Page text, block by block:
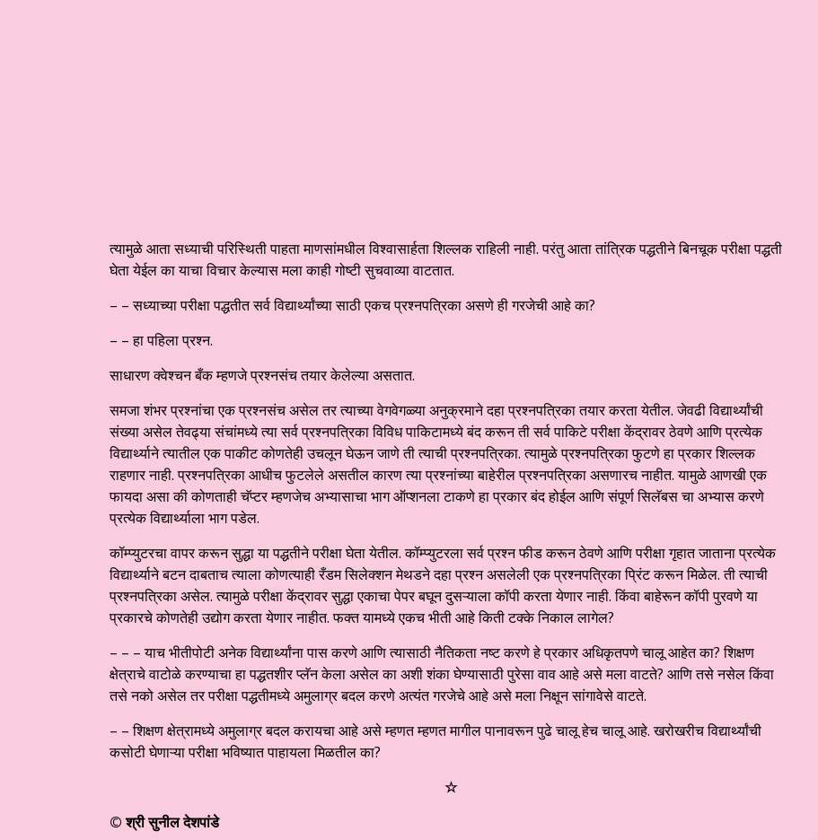
त्यामुळे आता सध्याची परिस्थिती पाहता माणसांमधील विश्वासार्हता शिल्लक राहिली नाही. परंतु आता तांत्रिक पद्धतीने बिनचूक परीक्षा पद्धती
घेता येईल का याचा विचार केल्यास मला काही गोष्टी सुचवाव्या वाटतात.
– – सध्याच्या परीक्षा पद्धतीत सर्व विद्यार्थ्यांच्या साठी एकच प्रश्नपत्रिका असणे ही गरजेची आहे का?
– – हा पहिला प्रश्न.
साधारण क्वेश्चन बँक म्हणजे प्रश्नसंच तयार केलेल्या असतात.
समजा शंभर प्रश्नांचा एक प्रश्नसंच असेल तर त्याच्या वेगवेगळ्या अनुक्रमाने दहा प्रश्नपत्रिका तयार करता येतील. जेवढी विद्यार्थ्यांची
संख्या असेल तेवढ्या संचांमध्ये त्या सर्व प्रश्नपत्रिका विविध पाकिटामध्ये बंद करून ती सर्व पाकिटे परीक्षा केंद्रावर ठेवणे आणि प्रत्येक
विद्यार्थ्याने त्यातील एक पाकीट कोणतेही उचलून घेऊन जाणे ती त्याची प्रश्नपत्रिका. त्यामुळे प्रश्नपत्रिका फुटणे हा प्रकार शिल्लक
राहणार नाही. प्रश्नपत्रिका आधीच फुटलेले असतील कारण त्या प्रश्नांच्या बाहेरील प्रश्नपत्रिका असणारच नाहीत. यामुळे आणखी एक
फायदा असा की कोणताही चॅप्टर म्हणजेच अभ्यासाचा भाग ऑप्शनला टाकणे हा प्रकार बंद होईल आणि संपूर्ण सिलॅबस चा अभ्यास करणे
प्रत्येक विद्यार्थ्याला भाग पडेल.
कॉम्प्युटरचा वापर करून सुद्धा या पद्धतीने परीक्षा घेता येतील. कॉम्प्युटरला सर्व प्रश्न फीड करून ठेवणे आणि परीक्षा गृहात जाताना प्रत्येक
विद्यार्थ्याने बटन दाबताच त्याला कोणत्याही रँडम सिलेक्शन मेथडने दहा प्रश्न असलेली एक प्रश्नपत्रिका प्रिंट करून मिळेल. ती त्याची
प्रश्नपत्रिका असेल. त्यामुळे परीक्षा केंद्रावर सुद्धा एकाचा पेपर बघून दुसऱ्याला कॉपी करता येणार नाही. किंवा बाहेरून कॉपी पुरवणे या
प्रकारचे कोणतेही उद्योग करता येणार नाहीत. फक्त यामध्ये एकच भीती आहे किती टक्के निकाल लागेल?
– – – याच भीतीपोटी अनेक विद्यार्थ्यांना पास करणे आणि त्यासाठी नैतिकता नष्ट करणे हे प्रकार अधिकृतपणे चालू आहेत का? शिक्षण
क्षेत्राचे वाटोळे करण्याचा हा पद्धतशीर प्लॅन केला असेल का अशी शंका घेण्यासाठी पुरेसा वाव आहे असे मला वाटते? आणि तसे नसेल किंवा
तसे नको असेल तर परीक्षा पद्धतीमध्ये अमुलाग्र बदल करणे अत्यंत गरजेचे आहे असे मला निक्षून सांगावेसे वाटते.
– – शिक्षण क्षेत्रामध्ये अमुलाग्र बदल करायचा आहे असे म्हणत म्हणत मागील पानावरून पुढे चालू हेच चालू आहे. खरोखरीच विद्यार्थ्यांची
कसोटी घेणाऱ्या परीक्षा भविष्यात पाहायला मिळतील का?
☆
© श्री सुनील देशपांडे